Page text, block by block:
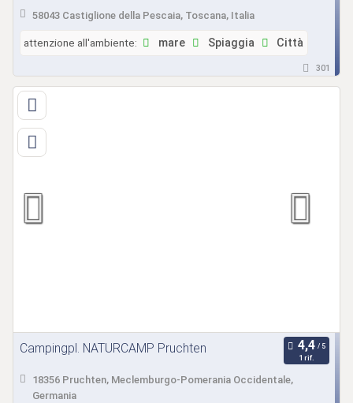
58043 Castiglione della Pescaia, Toscana, Italia
attenzione all'ambiente: mare Spiaggia Città
301
Campingpl. NATURCAMP Pruchten
1 rif.
18356 Pruchten, Meclemburgo-Pomerania Occidentale,
Germania